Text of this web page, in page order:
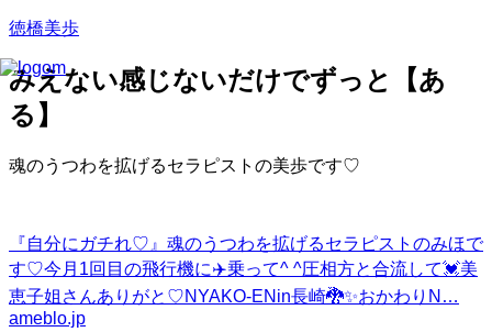
徳橋美歩
みえない感じないだけでずっと【あ
る】
魂のうつわを拡げるセラピストの美歩です♡
『自分にガチれ♡』 魂のうつわを拡げるセラピストのみほで
す♡今月1回目の飛行機に✈️乗って^ ^圧相方と合流して💓美
恵子姐さんありがと♡NYAKO-ENin長崎🐉✨おかわりN…
ameblo.jp